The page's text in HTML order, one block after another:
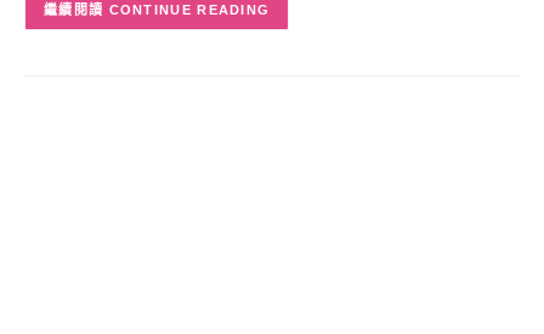
CONTINUE READING